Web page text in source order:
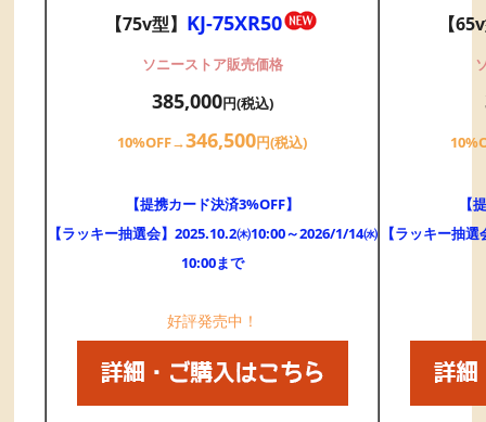
【75v型】 KJ-75XR50
ソニーストア販売価格
385,000円(税込)
10%OFF→346,500円(税込)
【提携カード決済3%OFF】
【ラッキー抽選会】2025.10.2㈭10:00～2026/1/14㈬
10:00まで
好評発売中！
【
【
【ラッキー抽